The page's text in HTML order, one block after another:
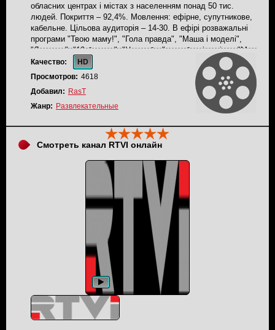
обласних центрах і містах з населенням понад 50 тис.
людей. Покриття – 92,4%. Мовлення: ефірне, супутникове,
кабельне. Цільова аудиторія – 14-30. В ефірі розважальні
програми "Твою маму!", "Гола правда", "Маша і моделі",
"Лялечка", "10 бажань", "Це любов", улюблені серіали "Моя
прекрасна няня", "Ранетки", "Універ" та багато іншого.
Качество:
HD
Просмотров: 4618
Добавил: RasT
Жанр: Развлекательные
Смотреть канал RTVI онлайн